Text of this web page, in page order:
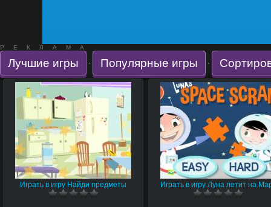
РЕКЛАМА
Лучшие игры · Популярные игры ·
Играть в игру Найди предметы Играть в игру Луна летит на